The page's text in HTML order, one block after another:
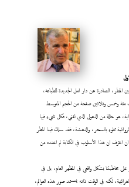
المطر، الصادرة عن دار امل الجديدة للطباعة،
مئة وخمس وثلاثين صفحة من الحجم المتوسط
هو حالة من الذهول الذي لفني، فكل شيء فيها
مملوء بالسحر، والدهشة، فقد سلك فينا المطر
اعترف ان هذا الأسلوب في الكتابة لم اعتده من
على مخاطبتنا بشكل واقعي في المظهر العام، بل في
لكنه في الوقت ذاته يستمد صور هذه العوالم،